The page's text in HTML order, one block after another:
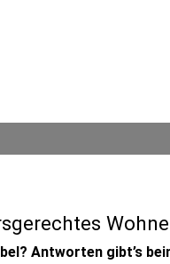
Antworten gibt’s